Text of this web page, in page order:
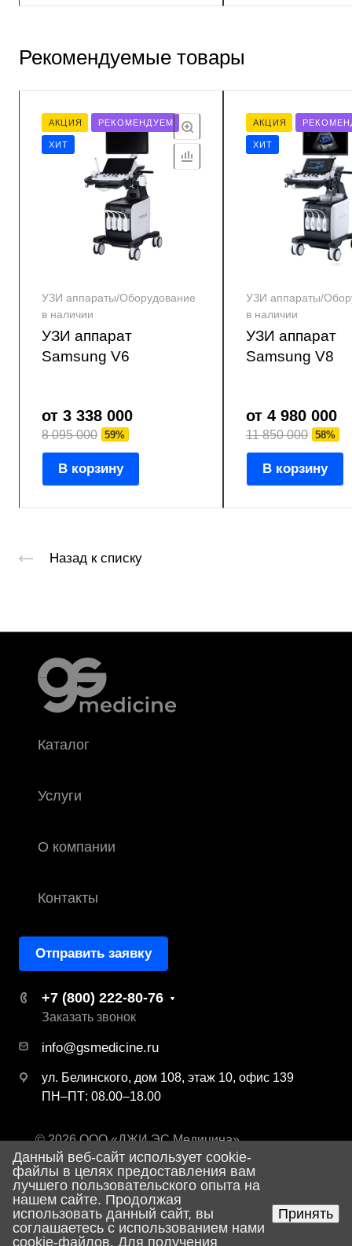
Рекомендуемые товары
АКЦИЯ РЕКОМЕНДУЕМ
ХИТ
УЗИ аппараты/Оборудование
в наличии
УЗИ аппарат
Samsung V6
от 3 338 000
8 095 000 59%
В корзину
АКЦИЯ
ХИТ
УЗИ аппараты/
в наличии
УЗИ аппарат
Samsung V8
от 4 980 000
11 850 000 58%
В корзину
Назад к списку
Каталог
Услуги
О компании
Контакты
Отправить заявку
+7 (800) 222-80-76
Заказать звонок
info@gsmedicine.ru
ул. Белинского, дом 108, этаж 10, офис 139
ПН–ПТ: 08.00–18.00
© 2026 ООО «ДЖИ ЭС Медицина»
Политика конфиденциальности
Разработка сайта
Данный веб-сайт использует cookie-
файлы в целях предоставления вам
лучшего пользовательского опыта на
нашем сайте. Продолжая
использовать данный сайт, вы
соглашаетесь с использованием нами
cookie-файлов. Для получения
Принять